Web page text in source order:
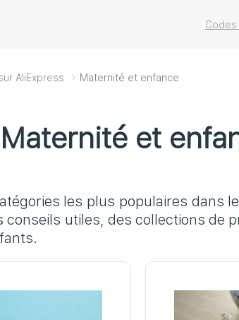
Codes
AliExpress Maternité et enfance
Maternité et
les plus populaires dans
utiles, des collections de